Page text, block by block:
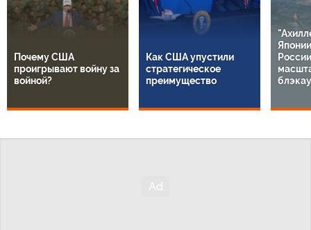
Почему США
проигрывают войну за
войной?
Как США упустили
стратегическое
преимущество